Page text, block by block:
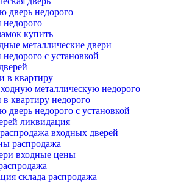
дверь недорого
купить
металлические двери
с установкой
в квартиру
металлическую недорого
квартиру недорого
дверь недорого с установкой
ликвидация
входных дверей
распродажа
входные цены
склада распродажа